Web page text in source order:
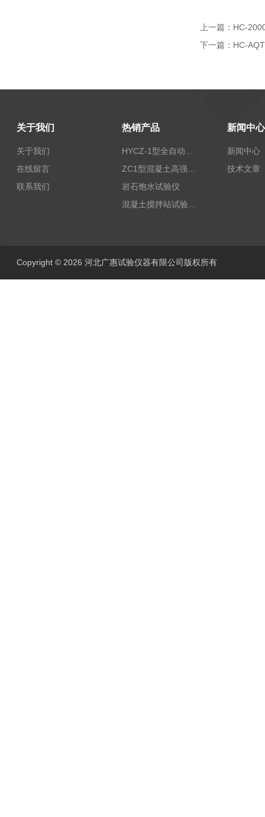
上一篇： HC-
下一篇： HC-
关于我们
关于我们
在线留言
联系我们
热销产品
岩石饱水试验仪
新闻中心
新闻中心
技术文章
Copyright © 2026 河北广惠试验仪器有限公司版权所有